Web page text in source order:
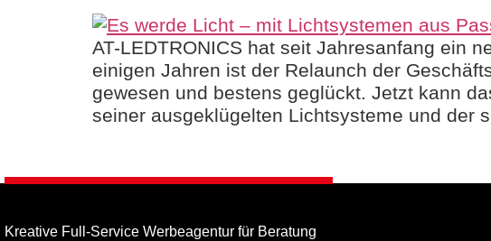
AT-LEDTRONICS hat seit Jahresanfang ein
einigen Jahren ist der Relaunch der
gewesen und bestens geglückt. Jetzt kann
seiner ausgeklügelten Lichtsysteme und der
Kreative Full-Service Werbeagentur für Beratung